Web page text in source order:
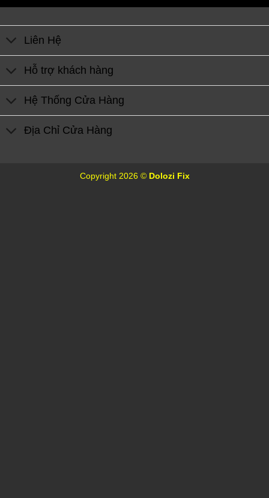
Liên Hệ
Hỗ trợ khách hàng
Hệ Thống Cửa Hàng
Địa Chỉ Cửa Hàng
Copyright 2026 © Dolozi Fix